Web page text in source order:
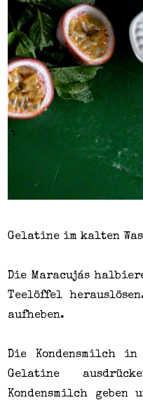
Gelatine im kalten
Die Maracujás
Teelöffel
aufheben.
Die Kondensmilch
Gelatine
Kondensmilch